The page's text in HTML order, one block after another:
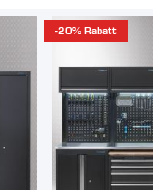
-20% Rabatt